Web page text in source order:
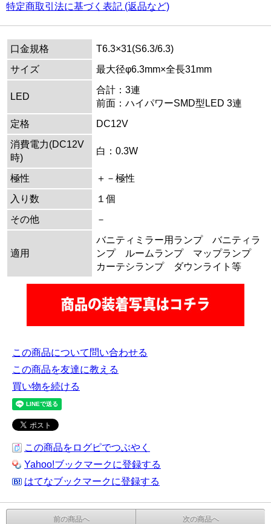
特定商取引法に基づく表記 (返品など)
口金規格
T6.3×31(S6.3/6.3)
サイズ
最大径φ6.3mm×全長31mm
LED
合計：3連
前面：ハイパワーSMD型LED 3連
定格
DC12V
消費電力(DC12V
時)
白：0.3W
極性
＋－極性
入り数
１個
その他
－
適用
バニティミラー用ランプ バニティラ
ンプ ルームランプ マップランプ
カーテシランプ ダウンライト等
この商品について問い合わせる
この商品を友達に教える
買い物を続ける
この商品をログピでつぶやく
Yahoo!ブックマークに登録する
はてなブックマークに登録する
前の商品へ 次の商品へ